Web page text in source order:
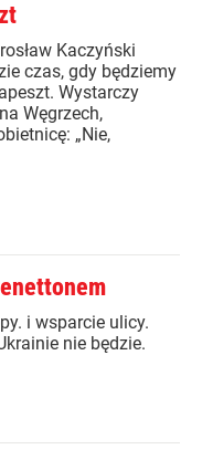
Kaczyński
czas, gdy będziemy
Wystarczy
Węgrzech,
„Nie,
i wsparcie ulicy.
nie będzie.